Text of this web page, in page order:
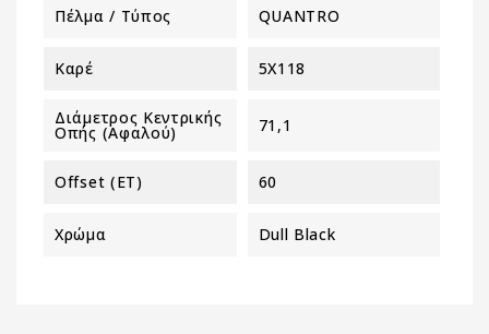
Πέλμα / Τύπος QUANTRO
Καρέ 5X118
Διάμετρος Κεντρικής
Οπής (αφαλού) 71,1
Offset (ET) 60
Χρώμα Dull Black